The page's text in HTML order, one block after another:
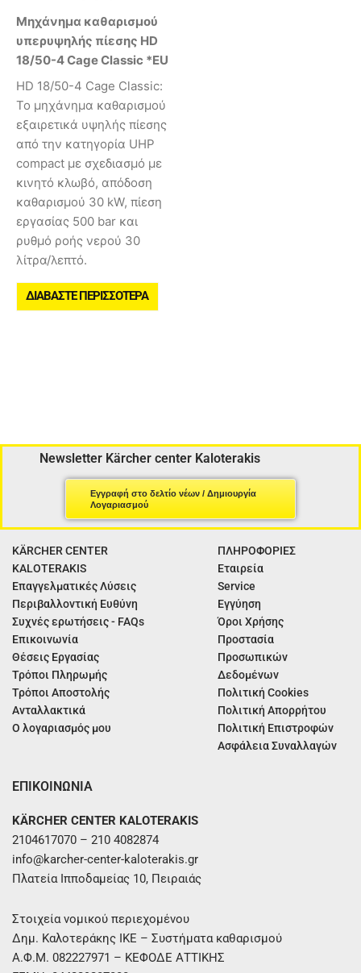
Μηχάνημα καθαρισμού
υπερυψηλής πίεσης HD
18/50-4 Cage Classic *EU
HD 18/50-4 Cage Classic:
Το μηχάνημα καθαρισμού
εξαιρετικά υψηλής πίεσης
από την κατηγορία UHP
compact με σχεδιασμό με
κινητό κλωβό, απόδοση
καθαρισμού 30 kW, πίεση
εργασίας 500 bar και
ρυθμό ροής νερού 30
λίτρα/λεπτό.
ΔΙΑΒΆΣΤΕ ΠΕΡΙΣΣΌΤΕΡΑ
Newsletter Kärcher center Kaloterakis
Εγγραφή στο δελτίο νέων / Δημιουργία
Λογαριασμού
KÄRCHER CENTER
KALOTERAKIS
Επαγγελματικές Λύσεις
Περιβαλλοντική Ευθύνη
Συχνές ερωτήσεις - FAQs
Επικοινωνία
Θέσεις Εργασίας
Τρόποι Πληρωμής
Τρόποι Αποστολής
Ανταλλακτικά
Ο λογαριασμός μου
ΠΛΗΡΟΦΟΡΙΕΣ
Εταιρεία
Service
Εγγύηση
Όροι Χρήσης
Προστασία
Προσωπικών
Δεδομένων
Πολιτική Cookies
Πολιτική Απορρήτου
Πολιτική Επιστροφών
Ασφάλεια Συναλλαγών
ΕΠΙΚΟΙΝΩΝΙΑ
KÄRCHER CENTER KALOTERAKIS
2104617070 – 210 4082874
info@karcher-center-kaloterakis.gr
Πλατεία Ιπποδαμείας 10, Πειραιάς
Στοιχεία νομικού περιεχομένου
Δημ. Καλοτεράκης ΙΚΕ – Συστήματα καθαρισμού
Α.Φ.Μ. 082227971 – ΚΕΦΟΔΕ ΑΤΤΙΚΗΣ